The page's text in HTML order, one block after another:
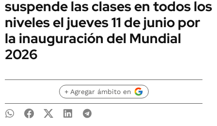
suspende las clases en todos los
niveles el jueves 11 de junio por
la inauguración del Mundial
2026
+ Agregar ámbito en